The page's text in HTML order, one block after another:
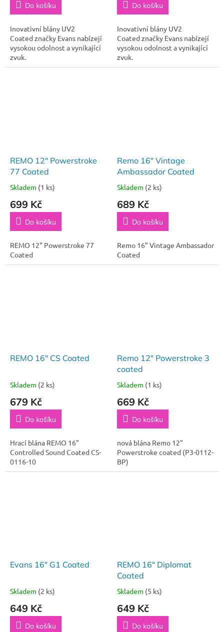
Do košíku
Inovativní blány UV2
Coated značky Evans nabízejí
vysokou odolnost a vynikající
zvuk.
Do košíku
Inovativní blány UV2
Coated značky Evans nabízejí
vysokou odolnost a vynikající
zvuk.
REMO 12" Powerstroke
77 Coated
Skladem (1 ks)
699 Kč
Do košíku
REMO 12" Powerstroke 77
Coated
Remo 16" Vintage
Ambassador Coated
Skladem (2 ks)
689 Kč
Do košíku
Remo 16" Vintage Ambassador
Coated
REMO 16" CS Coated
Skladem (2 ks)
679 Kč
Do košíku
Hrací blána REMO 16"
Controlled Sound Coated CS-
0116-10
Remo 12" Powerstroke 3
coated
Skladem (1 ks)
669 Kč
Do košíku
nová blána Remo 12"
Powerstroke coated (P3-0112-
BP)
Evans 16" G1 Coated
Skladem (2 ks)
649 Kč
Do košíku
REMO 16" Diplomat
Coated
Skladem (5 ks)
649 Kč
Do košíku